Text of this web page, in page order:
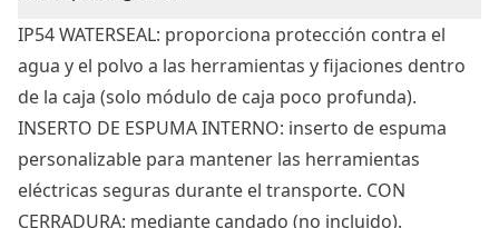
IP54 WATERSEAL: proporciona protección contra el
agua y el polvo a las herramientas y fijaciones dentro
de la caja (solo módulo de caja poco profunda).
INSERTO DE ESPUMA INTERNO: inserto de espuma
personalizable para mantener las herramientas
eléctricas seguras durante el transporte. CON
CERRADURA: mediante candado (no incluido).